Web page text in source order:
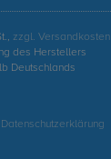
zzgl. Versandkosten
des Herstellers
Deutschlands
Datenschutzerklärung